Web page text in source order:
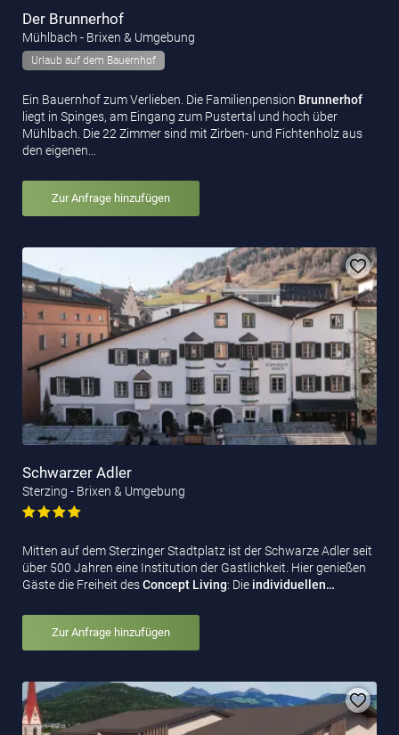
Der Brunnerhof
Mühlbach - Brixen & Umgebung
Urlaub auf dem Bauernhof
Ein Bauernhof zum Verlieben. Die Familienpension Brunnerhof
liegt in Spinges, am Eingang zum Pustertal und hoch über
Mühlbach. Die 22 Zimmer sind mit Zirben- und Fichtenholz aus
den eigenen…
Zur Anfrage hinzufügen
Schwarzer Adler
Sterzing - Brixen & Umgebung
Mitten auf dem Sterzinger Stadtplatz ist der Schwarze Adler seit
über 500 Jahren eine Institution der Gastlichkeit. Hier genießen
Gäste die Freiheit desConcept Living: Die individuellen…
Zur Anfrage hinzufügen